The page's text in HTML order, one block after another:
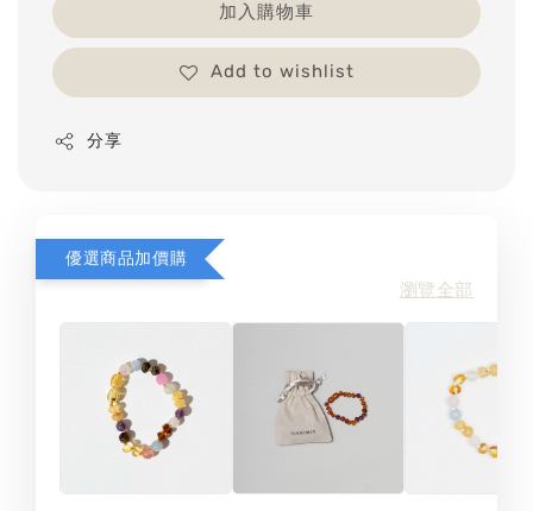
加入購物車
Add to wishlist
分享
優選商品加價購
瀏覽全部